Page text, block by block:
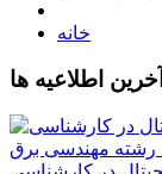
خانه
آخرین اطلاعیه ها